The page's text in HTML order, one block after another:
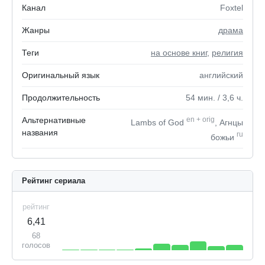
Канал Foxtel
Жанры драма
Теги на основе книг, религия
Оригинальный язык английский
Продолжительность 54 мин. / 3,6 ч.
Альтернативные
названия
Lambs of God en + orig
, Агнцы
божьи ru
Рейтинг сериала
рейтинг
6,41
68
голосов